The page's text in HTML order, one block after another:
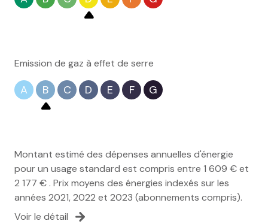
Emission de gaz à effet de serre
A B C D E F G
Montant estimé des dépenses annuelles d'énergie
pour un usage standard est compris entre 1 609 € et
2 177 € . Prix moyens des énergies indexés sur les
années 2021, 2022 et 2023 (abonnements compris).
Voir le détail